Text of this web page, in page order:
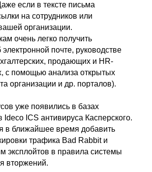
если в тексте письма
на сотрудников или
организации.
очень легко получить
почте, руководстве
продающих и HR-
с помощью анализа открытых
организации и др. порталов).
уже появились в базах
Ideco ICS антивируса Касперского.
в ближайшее время добавить
трафика Bad Rabbit и
эксплойтов в правила системы
вторжений.